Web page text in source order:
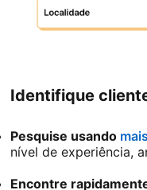
Identifique
Pesquise usando
nível de experiência,
Encontre